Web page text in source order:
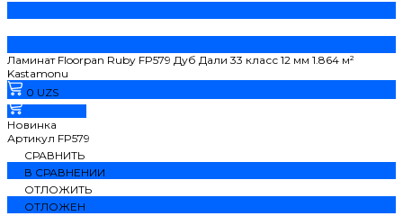
Ламинат Floorpan Ruby FP579 Дуб Дали 33 класс 12 мм 1.864 м²
Kastamonu
0 UZS
Новинка
Артикул FP579
СРАВНИТЬ
В СРАВНЕНИИ
ОТЛОЖИТЬ
ОТЛОЖЕН